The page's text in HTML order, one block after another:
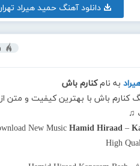
دانلود آهنگ حمید هیراد
به نامکنارم باش
کنارم باش با بهترین کیفیت و متن از
♫
New MusicHamid Hiraad –
High